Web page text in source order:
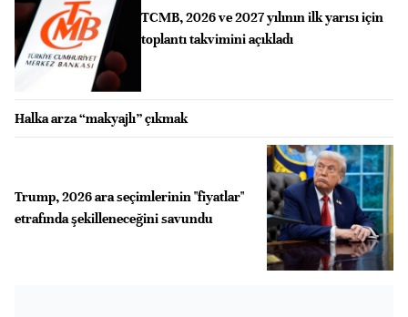
TCMB, 2026 ve 2027 yılının ilk yarısı için
toplantı takvimini açıkladı
Halka arza “makyajlı” çıkmak
Trump, 2026 ara seçimlerinin "fiyatlar"
etrafında şekilleneceğini savundu